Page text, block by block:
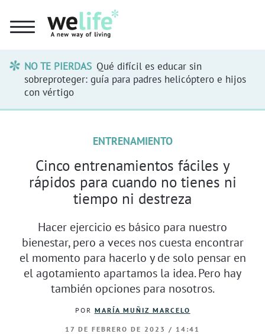
NO TE PIERDAS Qué difícil es educar sin
sobreproteger: guía para padres helicóptero e hijos
con vértigo
ENTRENAMIENTO
Cinco entrenamientos fáciles y
rápidos para cuando no tienes ni
tiempo ni destreza
Hacer ejercicio es básico para nuestro
bienestar, pero a veces nos cuesta encontrar
el momento para hacerlo y de solo pensar en
el agotamiento apartamos la idea. Pero hay
también opciones para nosotros.
POR MARÍA MUÑIZ MARCELO
17 DE FEBRERO DE 2023 / 14:41